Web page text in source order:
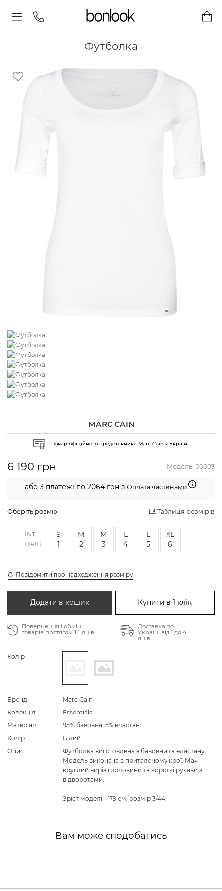
Футболка
MARC CAIN
Товар офіційного представника Marc Cain в Україні
Модель: 00003
6 190 грн
або 3 платежі по 2064 грн з Оплата частинами
Оберіть розмір Таблиця розмірів
INT
ORIG
S
1
M
2
M
3
L
4
L
5
XL
6
Повідомити про надходження розміру
Додати в кошик Купити в 1 клік
Повернення і обмін
товарів протягом 14 днів
Доставка по
Україні від 1 до 4
днів
Колір
Бренд
Marc Cain
Колекція
Essentials
Матеріал
95% бавовна, 5% еластан
Колір
Білий
Опис
Футболка виготовлена з бавовни та еластану.
Модель виконана в приталеному крої. Має
круглий виріз горловини та короткі рукави з
відворотами.
Зріст моделі - 179 см, розмір 3/44.
Вам може сподобатись